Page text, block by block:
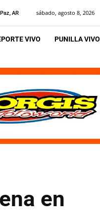
AR sábado, agosto 8, 2026
VIVO PUNILLA VIVO
en